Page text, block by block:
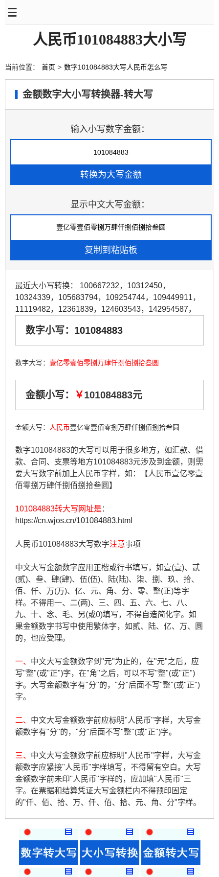
人民币101084883大小写
当前位置： 首页 > 数字101084883大写人民币怎么写
金额数字大小写转换器-转大写
输入小写数字金额：
显示中文大写金额：
最近大小写转换： 100667232， 10312450，
10324339， 105683794， 109254744， 109449911，
11119482， 12361839， 124603543， 142954587，
数字小写： 101084883
数字大写： 壹亿零壹佰零捌万肆仟捌佰捌拾叁圆
金额小写： ￥101084883元
金额大写： 人民币壹亿零壹佰零捌万肆仟捌佰捌拾叁圆
数字101084883的大写可以用于很多地方，如汇款、借
款、合同、支票等地方101084883元涉及到金额，则需
要大写数字前加上人民币字样，如：【人民币壹亿零壹
佰零捌万肆仟捌佰捌拾叁圆】
101084883转大写网址是 ：
https://cn.wjos.cn/101084883.html
人民币101084883大写数字注意事项
中文大写金额数字应用正楷或行书填写，如壹(壹)、贰
(贰)、叁、肆(肆)、伍(伍)、陆(陆)、柒、捌、玖、拾、
佰、仟、万(万)、亿、元、角、分、零、整(正)等字
样。不得用一、二(两)、三、四、五、六、七、八、
九、十、念、毛、另(或0)填写，不得自造简化字。如
果金额数字书写中使用繁体字，如贰、陆、亿、万、圆
的，也应受理。
一、 中文大写金额数字到"元"为止的，在"元"之后，应
写"整"(或"正")字，在"角"之后，可以不写"整"(或"正")
字。大写金额数字有"分"的，"分"后面不写"整"(或"正")
字。
二、 中文大写金额数字前应标明"人民币"字样，大写金
额数字有"分"的，"分"后面不写"整"(或"正")字。
三、 中文大写金额数字前应标明"人民币"字样，大写金
额数字应紧接"人民币"字样填写，不得留有空白。大写
金额数字前未印"人民币"字样的，应加填"人民币"三
字。在票据和结算凭证大写金额栏内不得预印固定
的"仟、佰、拾、万、仟、佰、拾、元、角、分"字样。